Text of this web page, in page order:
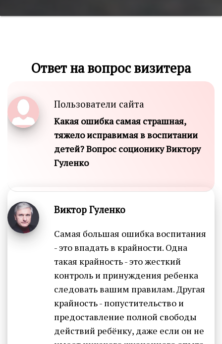
Ответ на вопрос визитера
Пользователи сайта
Какая ошибка самая страшная,
тяжело исправимая в воспитании
детей? Вопрос соционику Виктору
Гуленко
Виктор Гуленко
Самая большая ошибка воспитания
- это впадать в крайности. Одна
такая крайность - это жесткий
контроль и принуждения ребенка
следовать вашим правилам. Другая
крайность - попустительство и
предоставление полной свободы
действий ребёнку, даже если он не